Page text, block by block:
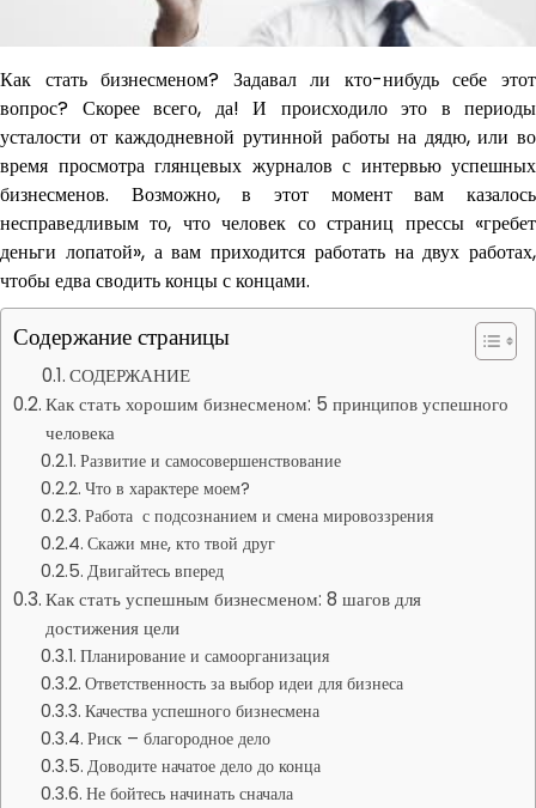
Как стать бизнесменом? Задавал ли кто-нибудь себе этот
вопрос? Скорее всего, да! И происходило это в периоды
усталости от каждодневной рутинной работы на дядю, или во
время просмотра глянцевых журналов с интервью успешных
бизнесменов. Возможно, в этот момент вам казалось
несправедливым то, что человек со страниц прессы «гребет
деньги лопатой», а вам приходится работать на двух работах,
чтобы едва сводить концы с концами.
Содержание страницы
СОДЕРЖАНИЕ
Как стать хорошим бизнесменом: 5 принципов успешного
человека
Развитие и самосовершенствование
Что в характере моем?
Работа с подсознанием и смена мировоззрения
Скажи мне, кто твой друг
Двигайтесь вперед
Как стать успешным бизнесменом: 8 шагов для
достижения цели
Планирование и самоорганизация
Ответственность за выбор идеи для бизнеса
Качества успешного бизнесмена
Риск – благородное дело
Доводите начатое дело до конца
Не бойтесь начинать сначала